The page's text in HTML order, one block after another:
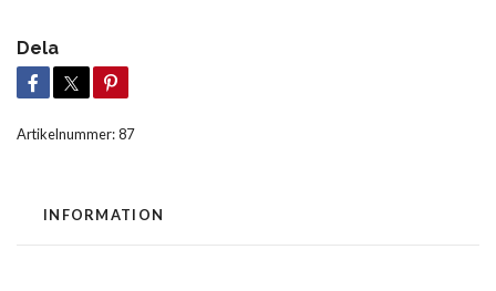
Dela
Artikelnummer:87
INFORMATION